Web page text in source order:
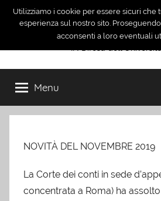
Salta
INDUI
Menu
NOVITÀ DEL NOVEMBRE 2019
La Corte dei conti in sede
concentrata a Roma) ha
Utilizziamo i cookie per essere sicuri che
esperienza sul nostro sito.
acconsenti a loro eventuali